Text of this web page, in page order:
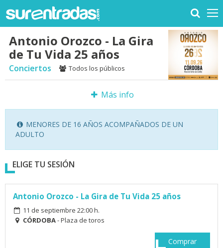
Antonio Orozco - La Gira
de Tu Vida 25 años
Conciertos Todos los públicos
Más info
MENORES DE 16 AÑOS ACOMPAÑADOS DE UN
ADULTO
ELIGE TU SESIÓN
Antonio Orozco - La Gira de Tu Vida 25 años
11 de septiembre 22:00 h.
CÓRDOBA- Plaza de toros
Comprar